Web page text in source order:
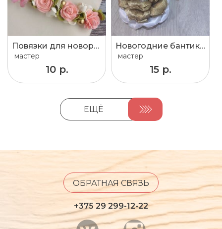
Повязки для новорожденных
мастер
10 р.
Новогодние бантики для волос.
мастер
15 р.
ЕЩЁ
ОБРАТНАЯ СВЯЗЬ
+375 29 299-12-22